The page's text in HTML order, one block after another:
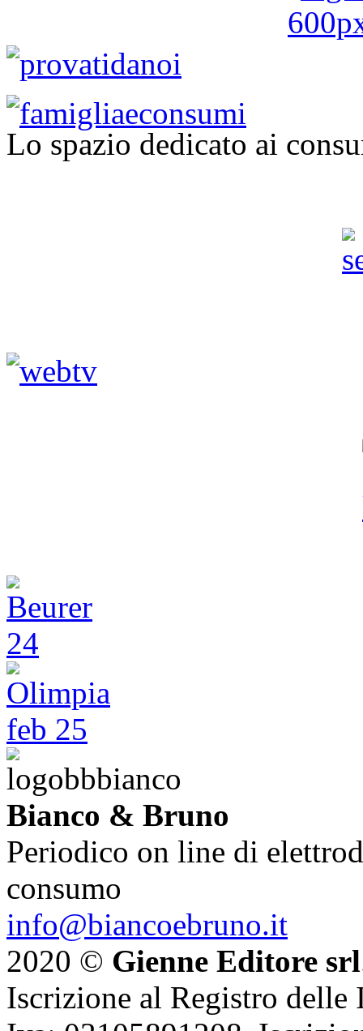
Lo spazio dedicato ai
Bianco & Bruno
Periodico on line di
consumo
info@biancoebruno.it
2020 © Gienne Editore srl
Iscrizione al Registro delle